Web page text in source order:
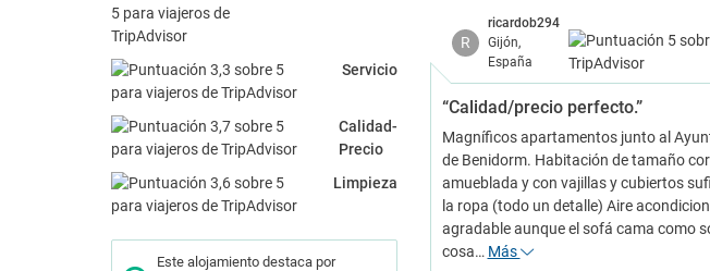
Servicio
Calidad-
Precio
Limpieza
Este alojamiento destaca por
R
ricardob294
Gijón,
España
“Calidad/precio perfecto.”
Magníficos apartamentos junto al
de Benidorm. Habitación de tamaño
amueblada y con vajillas y cubiertos
la ropa (todo un detalle) Aire
agradable aunque el sofá cama como
cosa… Más